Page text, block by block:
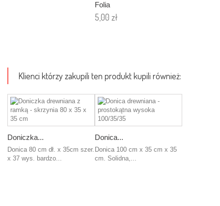
Folia
5,00 zł
Klienci którzy zakupili ten produkt kupili również:
Doniczka...
Donica 80 cm dł. x 35cm szer.
x 37 wys. bardzo...
Donica...
Donica 100 cm x 35 cm x 35
cm. Solidna,...